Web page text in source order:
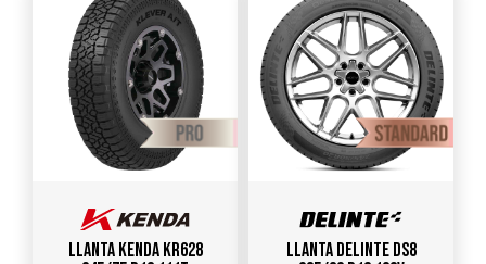
Llanta KENDA KR628
Llanta DELINTE DS8